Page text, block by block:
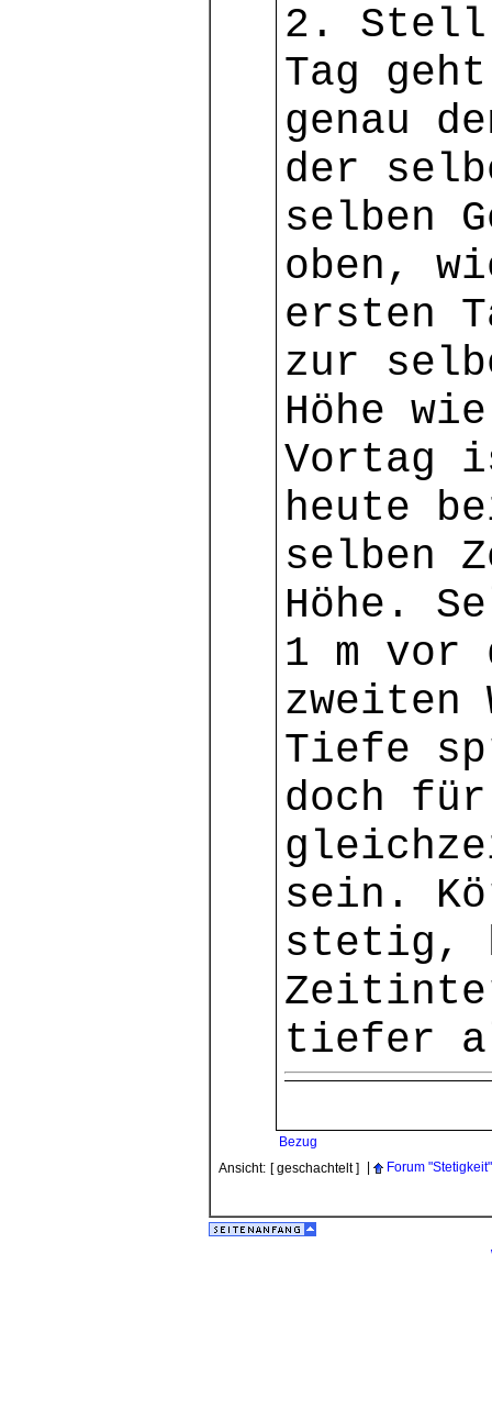
2. Stell
Tag
genau
der
selben
oben,
ersten
zur
Höhe
Vortag
heute
selben
Höhe.
1 m vor
zweiten
Tiefe
doch für
sein.
stetig,
tiefer
Bezug
Ansicht: [ geschachtelt ] Forum "Stetigkeit"